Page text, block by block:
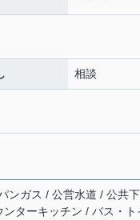
相談
ンガス / 公営水道 / 公共
ターキッチン / バス・